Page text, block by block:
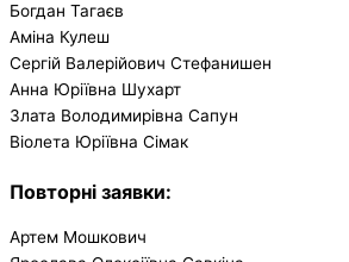
Богдан Тагаєв
Аміна Кулеш
Сергій Валерійович Стефанишен
Анна Юріївна Шухарт
Злата Володимирівна Сапун
Віолета Юріївна Сімак
Повторні заявки:
Артем Мошкович